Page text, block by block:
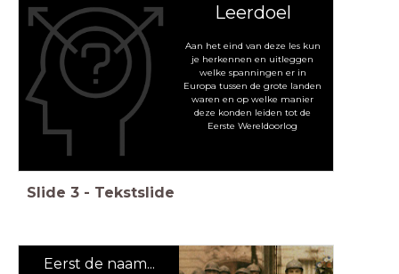
Leerdoel
Aan het eind van deze les kun
je herkennen en uitleggen
welke spanningen er in
Europa tussen de grote landen
waren en op welke manier
deze konden leiden tot de
Eerste Wereldoorlog
Slide 3 - Tekstslide
Eerst de naam...